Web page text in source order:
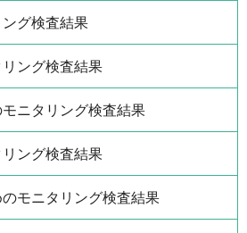
グ検査結果
ング検査結果
ニタリング検査結果
ング検査結果
モニタリング検査結果